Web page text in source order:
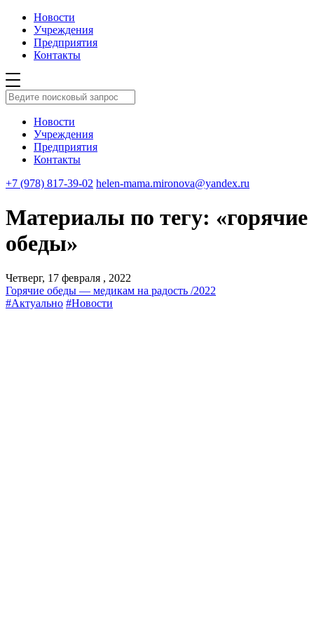
Новости
Учреждения
Предприятия
Контакты
Новости
Учреждения
Предприятия
Контакты
+7 (978) 817-39-02 helen-mama.mironova@yandex.ru
Материалы по тегу: «горячие
обеды»
Четверг, 17 февраля , 2022
Горячие обеды — медикам на радость /2022
#Актуально #Новости